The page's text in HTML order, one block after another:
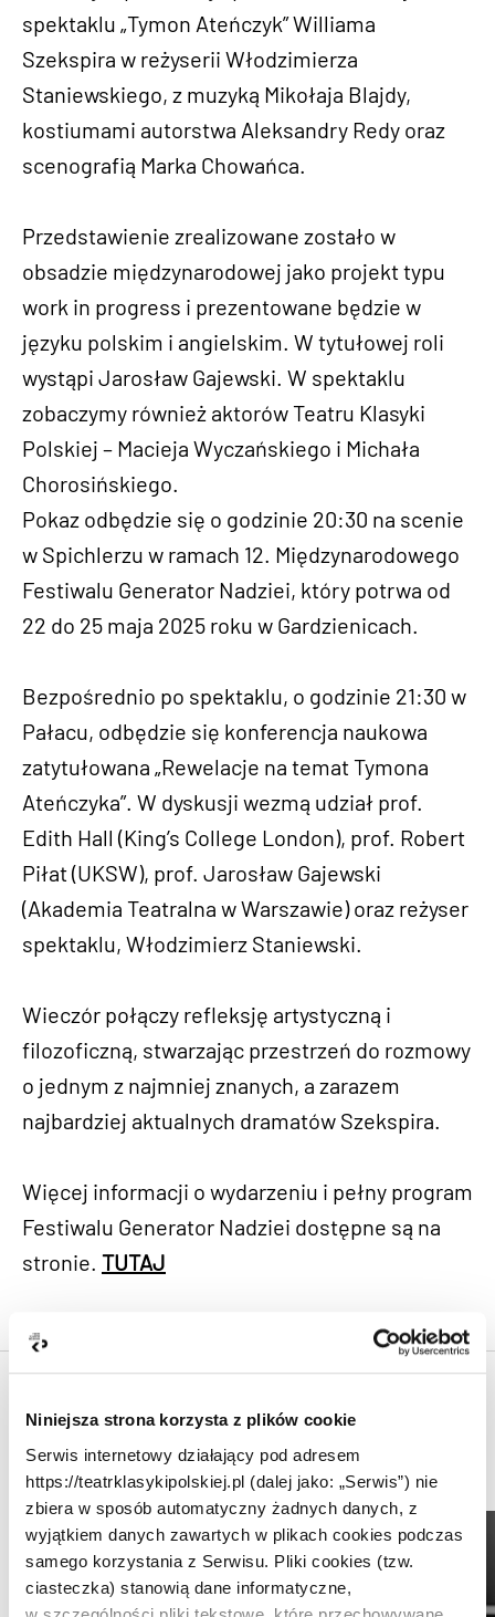
Niniejsza strona korzysta z plików cookie
Serwis internetowy działający pod adresem
https://teatrklasykipolskiej.pl (dalej jako: „Serwis”) nie
zbiera w sposób automatyczny żadnych danych, z
wyjątkiem danych zawartych w plikach cookies podczas
samego korzystania z Serwisu. Pliki cookies (tzw.
ciasteczka) stanowią dane informatyczne,
spektaklu „Tymon Ateńczyk” Williama
Szekspira w reżyserii Włodzimierza
Staniewskiego, z muzyką Mikołaja Blajdy,
kostiumami autorstwa Aleksandry Redy oraz
scenografią Marka Chowańca.
Przedstawienie zrealizowane zostało w
obsadzie międzynarodowej jako projekt typu
work in progress i prezentowane będzie w
języku polskim i angielskim. W tytułowej roli
wystąpi Jarosław Gajewski. W spektaklu
zobaczymy również aktorów Teatru Klasyki
Polskiej – Macieja Wyczańskiego i Michała
Chorosińskiego.
Pokaz odbędzie się o godzinie 20:30 na scenie
w Spichlerzu w ramach 12. Międzynarodowego
Festiwalu Generator Nadziei, który potrwa od
22 do 25 maja 2025 roku w Gardzienicach.
Bezpośrednio po spektaklu, o godzinie 21:30 w
Pałacu, odbędzie się konferencja naukowa
zatytułowana „Rewelacje na temat Tymona
Ateńczyka”. W dyskusji wezmą udział prof.
Edith Hall (King’s College London), prof. Robert
Piłat (UKSW), prof. Jarosław Gajewski
(Akademia Teatralna w Warszawie) oraz reżyser
spektaklu, Włodzimierz Staniewski.
Wieczór połączy refleksję artystyczną i
filozoficzną, stwarzając przestrzeń do rozmowy
o jednym z najmniej znanych, a zarazem
najbardziej aktualnych dramatów Szekspira.
Więcej informacji o wydarzeniu i pełny program
Festiwalu Generator Nadziei dostępne są na
stronie. TUTAJ
Kopiuj link
Aktualności